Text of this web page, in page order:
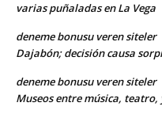
varias puñaladas en La Vega
deneme bonusu veren siteler
Dajabón; decisión causa
deneme bonusu veren siteler
Museos entre música,